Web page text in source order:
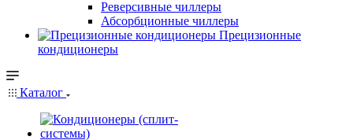
Реверсивные чиллеры
Абсорбционные чиллеры
Прецизионные
кондиционеры
Каталог